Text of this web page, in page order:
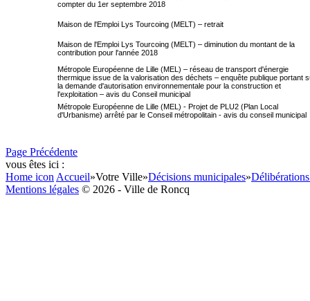
compter du 1er septembre 2018
Maison de l'Emploi Lys Tourcoing (MELT) – retrait
Maison de l'Emploi Lys Tourcoing (MELT) – diminution du montant de la
contribution pour l'année 2018
Métropole Européenne de Lille (MEL) – réseau de transport d'énergie
thermique issue de la valorisation des déchets – enquête publique portant
la demande d'autorisation environnementale pour la construction et
l'exploitation – avis du Conseil municipal
Métropole Européenne de Lille (MEL) - Projet de PLU2 (Plan Local
d'Urbanisme) arrêté par le Conseil métropolitain - avis du conseil municipal
Page Précédente
vous êtes ici :
Home icon Accueil»Votre Ville»Décisions municipales»
Mentions légales © 2026 - Ville de Roncq